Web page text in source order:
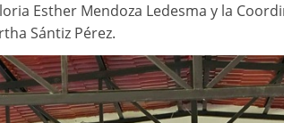
Esther Mendoza Ledesma y la
Sántiz Pérez.